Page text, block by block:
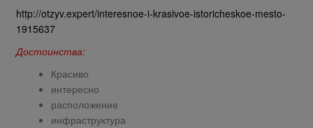
http://otzyv.expert/interesnoe-i-krasivoe-istoricheskoe-mesto-
1915637
Достоинства:
Красиво
интересно
расположение
инфраструктура